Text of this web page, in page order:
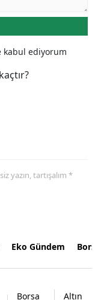
kabul ediyorum
yazın, tartışalım *
Eko Gündem
Borsa Altın